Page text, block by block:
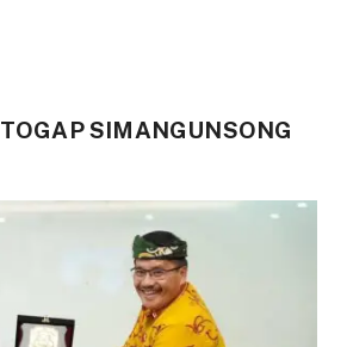
TOGAP SIMANGUNSONG